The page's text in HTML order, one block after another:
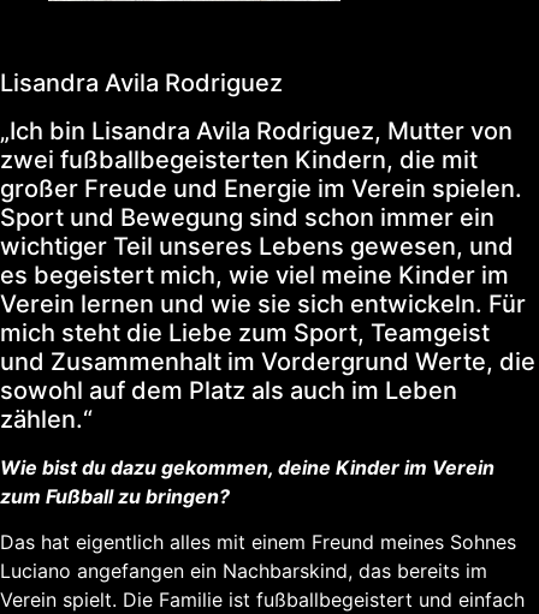
Lisandra Avila Rodriguez
„Ich bin Lisandra Avila Rodriguez, Mutter von
zwei fußballbegeisterten Kindern, die mit
großer Freude und Energie im Verein spielen.
Sport und Bewegung sind schon immer ein
wichtiger Teil unseres Lebens gewesen, und
es begeistert mich, wie viel meine Kinder im
Verein lernen und wie sie sich entwickeln. Für
mich steht die Liebe zum Sport, Teamgeist
und Zusammenhalt im Vordergrund Werte, die
sowohl auf dem Platz als auch im Leben
zählen.“
Wie bist du dazu gekommen, deine Kinder im Verein
zum Fußball zu bringen?
Das hat eigentlich alles mit einem Freund meines Sohnes
Luciano angefangen ein Nachbarskind, das bereits im
Verein spielt. Die Familie ist fußballbegeistert und einfach